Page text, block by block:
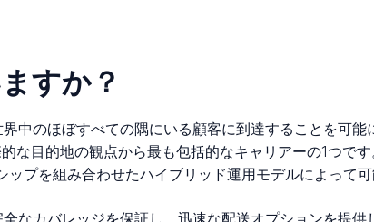
すか？
中のほぼすべての隅にいる顧客に到達することを可能
な目的地の観点から最も包括的なキャリアーの1つで
プを組み合わせたハイブリッド運用モデルによって可